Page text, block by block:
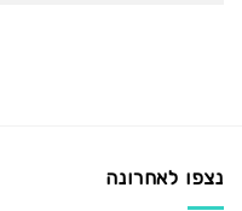
נצפו לאחרונה